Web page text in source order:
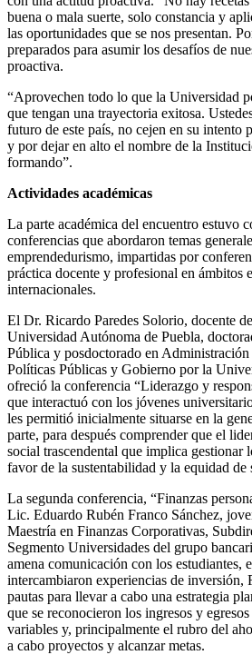
buena o mala suerte, solo constancia y
las oportunidades que se nos presentan.
preparados para asumir los desafíos de
proactiva.
“Aprovechen todo lo que la Universidad
que tengan una trayectoria exitosa.
futuro de este país, no cejen en su intento
y por dejar en alto el nombre de la
formando”.
Actividades académicas
La parte académica del encuentro estuvo
conferencias que abordaron temas
emprendedurismo, impartidas por
práctica docente y profesional en ámbitos
internacionales.
El Dr. Ricardo Paredes Solorio, docente
Universidad Autónoma de Puebla,
Pública y posdoctorado en
Políticas Públicas y Gobierno por la
ofreció la conferencia “Liderazgo y
que interactuó con los jóvenes
les permitió inicialmente situarse en la
parte, para después comprender que el
social trascendental que implica gestionar
favor de la sustentabilidad y la equidad de
La segunda conferencia, “Finanzas
Lic. Eduardo Rubén Franco Sánchez,
Maestría en Finanzas Corporativas,
Segmento Universidades del grupo
amena comunicación con los estudiantes,
intercambiaron experiencias de inversión,
pautas para llevar a cabo una estrategia
que se reconocieron los ingresos y
variables y, principalmente el rubro del
a cabo proyectos y alcanzar metas.